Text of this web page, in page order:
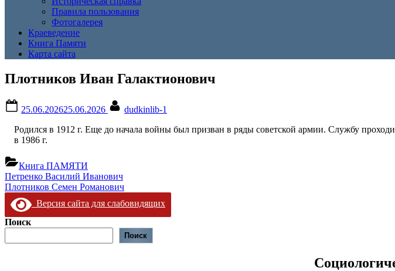
Правила пользования
Фотогалерея
Краеведение
Книга Памяти
Карта сайта
Плотников Иван Галактионович
on
25.06.202625.06.2026
dudkinlib-1
Родился в 1912 г. Еще до начала войны был призван в ряды советской армии. Службу
в 1986 г.
Книга ПАМЯТИ
Навигация
по
записям
Предыдущая
запись:
Петренко Василий Иванович
Следующая
запись:
Плотников Семен Романович
Версия сайта для слабовидящих
Поиск
Поиск